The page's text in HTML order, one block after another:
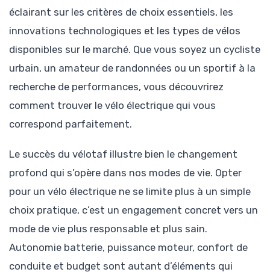
éclairant sur les critères de choix essentiels, les
innovations technologiques et les types de vélos
disponibles sur le marché. Que vous soyez un cycliste
urbain, un amateur de randonnées ou un sportif à la
recherche de performances, vous découvrirez
comment trouver le vélo électrique qui vous
correspond parfaitement.
Le succès du vélotaf illustre bien le changement
profond qui s’opère dans nos modes de vie. Opter
pour un vélo électrique ne se limite plus à un simple
choix pratique, c’est un engagement concret vers un
mode de vie plus responsable et plus sain.
Autonomie batterie, puissance moteur, confort de
conduite et budget sont autant d’éléments qui